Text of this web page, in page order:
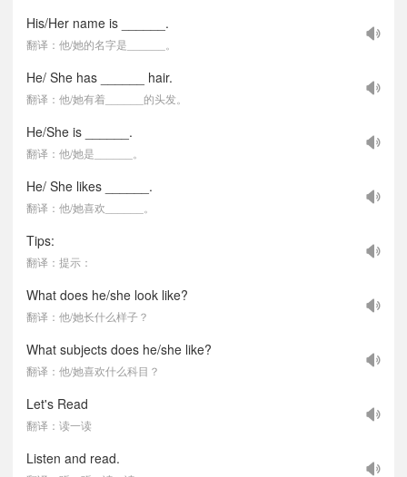
His/Her name is ______.
翻译：他/她的名字是______。
He/ She has ______ hair.
翻译：他/她有着______的头发。
He/She is ______.
翻译：他/她是______。
He/ She likes ______.
翻译：他/她喜欢______。
Tips:
翻译：提示：
What does he/she look like?
翻译：他/她长什么样子？
What subjects does he/she like?
翻译：他/她喜欢什么科目？
Let's Read
翻译：读一读
Listen and read.